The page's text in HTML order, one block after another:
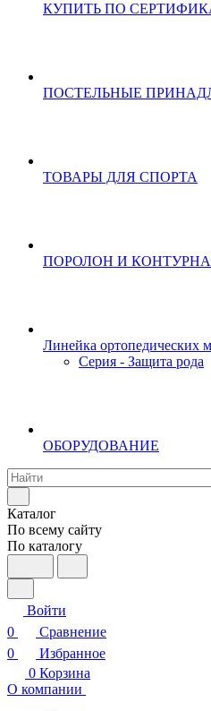
КУПИТЬ ПО
ПОСТЕЛЬНЫЕ
ТОВАРЫ ДЛЯ СПОРТА
ПОРОЛОН И
Линейка ортопедических
Серия - Защита рода
ОБОРУДОВАНИЕ
Каталог
По всему сайту
По каталогу
Войти
0
Сравнение
0
Избранное
0 Корзина
О компании